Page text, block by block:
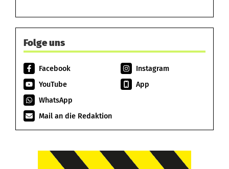
Folge uns
Facebook
Instagram
YouTube
App
WhatsApp
Mail an die Redaktion